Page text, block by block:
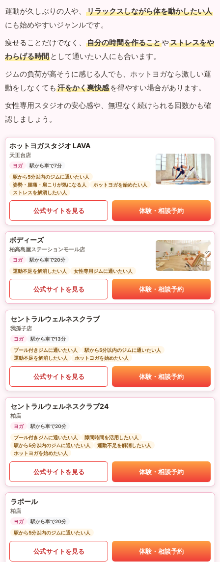
運動が久しぶりの人や、
リラックスしながら体を動かしたい人
にも始めやすいジャンルです。
痩せることだけでなく、
自分の時間を作ることやストレスをや
わらげる時間 として通いたい人にも合います。
ジムの負荷が高そうに感じる人でも、ホットヨガなら激しい運
動をしなくても 汗をかく爽快感 を得やすい場合があります。
女性専用スタジオの安心感や、無理なく続けられる回数かも確
認しましょう。
ホットヨガスタジオ LAVA
天王台店
ヨガ
駅から車で7分
駅から5分以内のジムに通いたい人
姿勢・腰痛・肩こりが気になる人
ホットヨガを始めたい人
ストレスを解消したい人
公式サイトを見る 体験・相談予約
ボディーズ
柏高島屋ステーションモール店
ヨガ
駅から車で20分
運動不足を解消したい人
女性専用ジムに通いたい人
公式サイトを見る 体験・相談予約
セントラルウェルネスクラブ
我孫子店
ヨガ
駅から車で13分
プール付きジムに通いたい人
駅から5分以内のジムに通いたい人
運動不足を解消したい人
ホットヨガを始めたい人
公式サイトを見る 体験・相談予約
セントラルウェルネスクラブ24
柏店
ヨガ
駅から車で20分
プール付きジムに通いたい人
隙間時間を活用したい人
駅から5分以内のジムに通いたい人
運動不足を解消したい人
ホットヨガを始めたい人
公式サイトを見る 体験・相談予約
ラポール
柏店
ヨガ
駅から車で20分
駅から5分以内のジムに通いたい人
公式サイトを見る 体験・相談予約